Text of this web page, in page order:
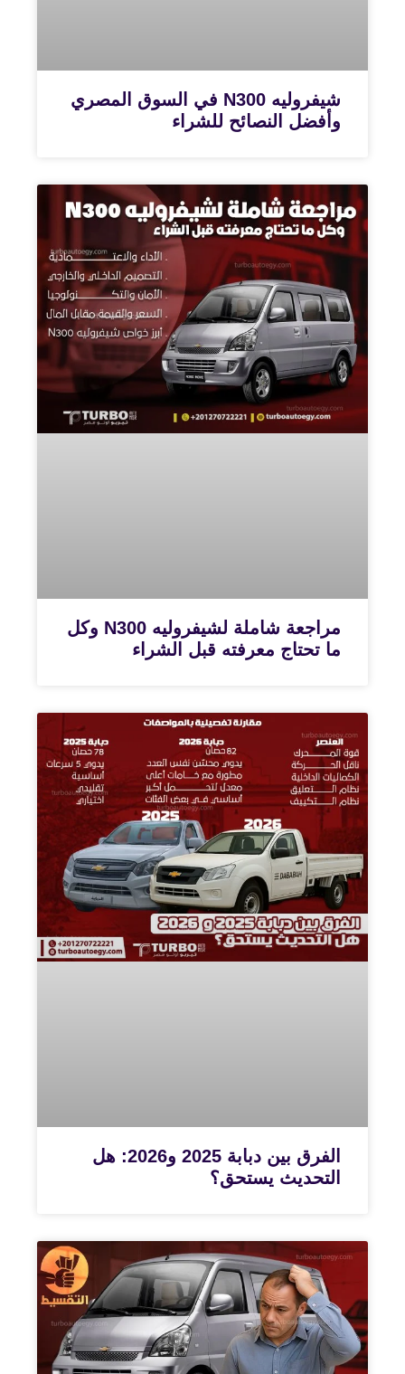
شيفروليه N300 في السوق المصري
وأفضل النصائح للشراء
مراجعة شاملة لشيفروليه N300 وكل
ما تحتاج معرفته قبل الشراء
الفرق بين دبابة 2025 و2026: هل
التحديث يستحق؟